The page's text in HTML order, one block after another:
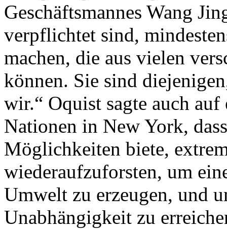
Geschäftsmannes Wang
verpflichtet sind,
machen, die aus vielen
können. Sie sind
wir.“ Oquist sagte auch
Nationen in New York,
Möglichkeiten biete,
wiederaufzuforsten, um
Umwelt zu erzeugen, und
Unabhängigkeit zu